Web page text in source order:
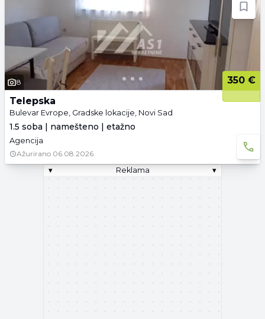
8
350 €
Telepska
Bulevar Evrope, Gradske lokacije, Novi Sad
1.5 soba | namešteno | etažno
Agencija
Ažurirano 06.08.2026.
▾
Reklama ▾